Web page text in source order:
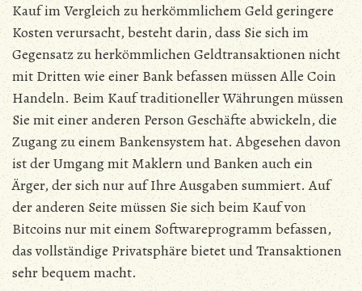
Kauf im Vergleich zu herkömmlichem Geld geringere
Kosten verursacht, besteht darin, dass Sie sich im
Gegensatz zu herkömmlichen Geldtransaktionen nicht
mit Dritten wie einer Bank befassen müssen Alle Coin
Handeln. Beim Kauf traditioneller Währungen müssen
Sie mit einer anderen Person Geschäfte abwickeln, die
Zugang zu einem Bankensystem hat. Abgesehen davon
ist der Umgang mit Maklern und Banken auch ein
Ärger, der sich nur auf Ihre Ausgaben summiert. Auf
der anderen Seite müssen Sie sich beim Kauf von
Bitcoins nur mit einem Softwareprogramm befassen,
das vollständige Privatsphäre bietet und Transaktionen
sehr bequem macht.